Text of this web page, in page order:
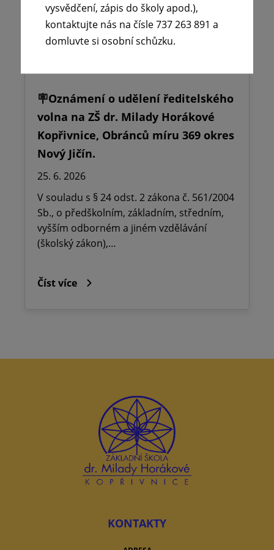
🪧Oznámení o udělení ředitelského
volna na ZŠ dr. Milady Horákové
Kopřivnice, Obránců míru 369 okres
Nový Jičín.
25. 6. 2026
V souladu s § 24 odst. 2 zákona č. 561/2004
Sb., o předškolním, základním, středním,
vyšším odborném a jiném vzdělávání
(školský zákon),…
Číst více
KONTAKTY
vysvědčení, zápis do školy apod.),
kontaktujte nás na čísle 737 263 891 a
domluvte si osobní schůzku.